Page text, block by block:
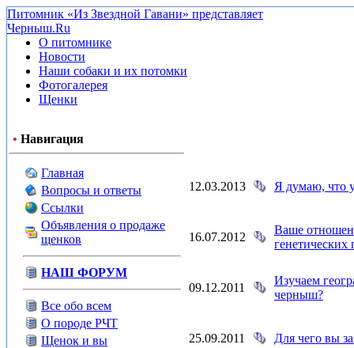
Питомник «Из Звездной Гавани» представляет
Черныш.Ru
О питомнике
Новости
Наши собаки и их потомки
Фотогалерея
Щенки
• Навигация
Главная
Вопросы и ответы
Ссылки
Объявления о продаже
щенков
НАШ ФОРУМ
Все обо всем
О породе РЧТ
Щенок и вы
12.03.2013 Я думаю, что
16.07.2012
Ваше
генетических
09.12.2011
Изучаем
черныш?
25.09.2011 Для чего вы